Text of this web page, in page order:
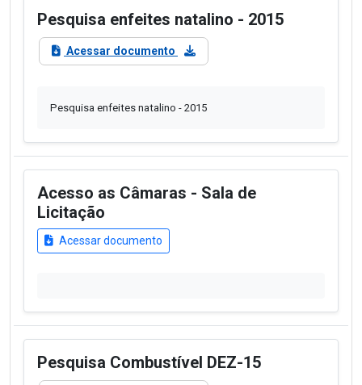
Pesquisa enfeites natalino - 2015
Acessar documento
Pesquisa enfeites natalino - 2015
Acesso as Câmaras - Sala de
Licitação
Acessar documento
Pesquisa Combustível DEZ-15